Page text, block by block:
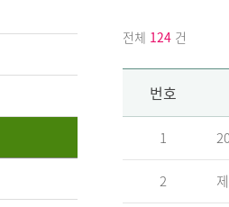
전체 124 건
번호
1
2